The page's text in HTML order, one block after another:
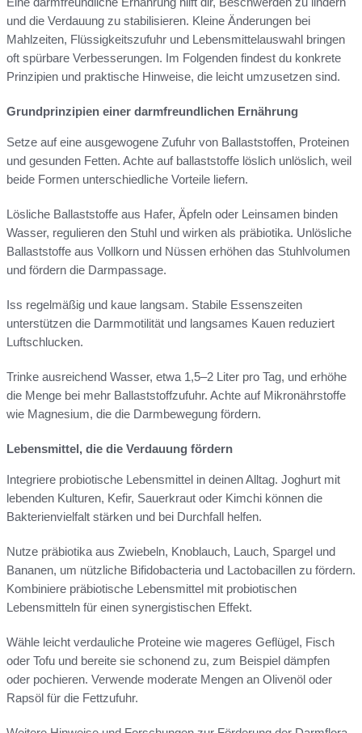
und die Verdauung zu stabilisieren. Kleine Änderungen bei
Mahlzeiten, Flüssigkeitszufuhr und Lebensmittelauswahl bringen
oft spürbare Verbesserungen. Im Folgenden findest du konkrete
Prinzipien und praktische Hinweise, die leicht umzusetzen sind.
Grundprinzipien einer darmfreundlichen Ernährung
Setze auf eine ausgewogene Zufuhr von Ballaststoffen, Proteinen
und gesunden Fetten. Achte auf ballaststoffe löslich unlöslich, weil
beide Formen unterschiedliche Vorteile liefern.
Lösliche Ballaststoffe aus Hafer, Äpfeln oder Leinsamen binden
Wasser, regulieren den Stuhl und wirken als präbiotika. Unlösliche
Ballaststoffe aus Vollkorn und Nüssen erhöhen das Stuhlvolumen
und fördern die Darmpassage.
Iss regelmäßig und kaue langsam. Stabile Essenszeiten
unterstützen die Darmmotilität und langsames Kauen reduziert
Luftschlucken.
Trinke ausreichend Wasser, etwa 1,5–2 Liter pro Tag, und erhöhe
die Menge bei mehr Ballaststoffzufuhr. Achte auf Mikronährstoffe
wie Magnesium, die die Darmbewegung fördern.
Lebensmittel, die die Verdauung fördern
Integriere probiotische Lebensmittel in deinen Alltag. Joghurt mit
lebenden Kulturen, Kefir, Sauerkraut oder Kimchi können die
Bakterienvielfalt stärken und bei Durchfall helfen.
Nutze präbiotika aus Zwiebeln, Knoblauch, Lauch, Spargel und
Bananen, um nützliche Bifidobacteria und Lactobacillen zu fördern.
Kombiniere präbiotische Lebensmittel mit probiotischen
Lebensmitteln für einen synergistischen Effekt.
Wähle leicht verdauliche Proteine wie mageres Geflügel, Fisch
oder Tofu und bereite sie schonend zu, zum Beispiel dämpfen
oder pochieren. Verwende moderate Mengen an Olivenöl oder
Rapsöl für die Fettzufuhr.